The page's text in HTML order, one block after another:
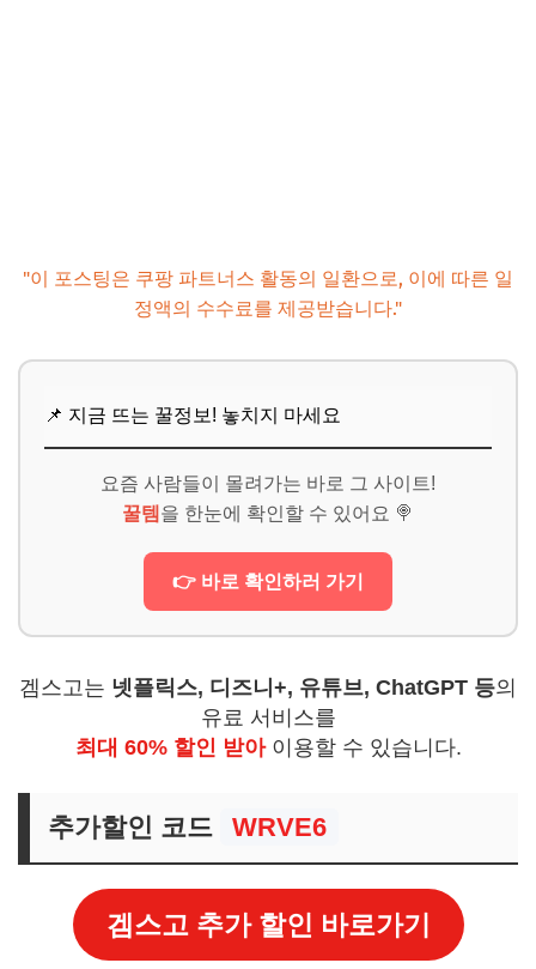
"이 포스팅은 쿠팡 파트너스 활동의 일환으로, 이에 따른 일
정액의 수수료를 제공받습니다."
📌 지금 뜨는 꿀정보! 놓치지 마세요
요즘 사람들이 몰려가는 바로 그 사이트!
꿀템 을 한눈에 확인할 수 있어요 🍭
👉 바로 확인하러 가기
겜스고는 넷플릭스, 디즈니+, 유튜브, ChatGPT 등의
유료 서비스를
최대 60% 할인 받아이용할 수 있습니다.
추가할인 코드 WRVE6
겜스고 추가 할인 바로가기